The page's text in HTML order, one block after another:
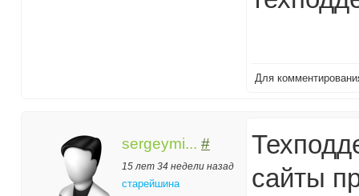
Для
sergeymi... #
15 лет 34 недели назад
старейшина
сайты